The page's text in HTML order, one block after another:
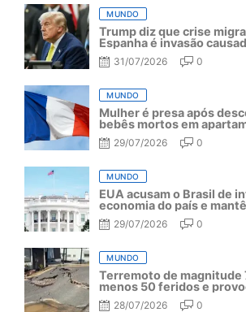
MUNDO
Trump diz que crise
Espanha é invasão
31/07/2026 0
MUNDO
Mulher é presa após
bebês mortos em
29/07/2026 0
MUNDO
EUA acusam o Brasil de
economia do país e
por mais um ano
29/07/2026 0
MUNDO
Terremoto de magnitude
menos 50 feridos e
Japão
28/07/2026 0